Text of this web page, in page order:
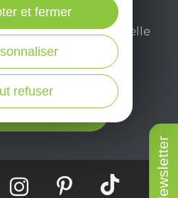
Newsletter
newsletter mensuelle
pour profiter
en Aveyron.
ici
refuser
et fermer